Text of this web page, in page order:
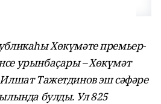
Хөкүмәте премьер-
урынбаҫары – Хөкүмәт
Тажетдинов эш сәфәре
булды. Ул 825